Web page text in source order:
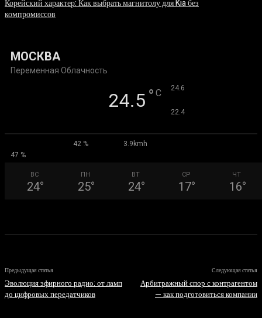
Корейский характер: Как выбрать магнитолу для Kia без
компромиссов
МОСКВА
Переменная Облачность
24.5 ° C 24.6
22.4
42 %
3.9kmh
47 %
ВС
24°
ПН
25°
ВТ
24°
СР
17°
ЧТ
16°
Предыдущая статья
Эволюция эфирного радио: от ламп
до цифровых передатчиков
Следующая статья
Арбитражный спор с контрагентом
— как подготовиться компании